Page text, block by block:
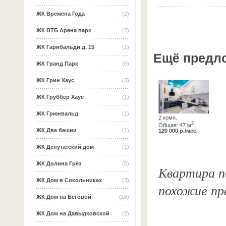
(2)
ЖК Времена Года
(2)
ЖК ВТБ Арена парк
(1)
ЖК Гарибальди д. 15
(6)
ЖК Гранд Парк
(3)
ЖК Грин Хаус
(1)
ЖК Груббер Хаус
(1)
ЖК Грюнвальд
(1)
ЖК Две башни
(1)
ЖК Депутатский дом
(5)
ЖК Долина Грёз
(3)
ЖК Дом в Сокольниках
(16)
ЖК Дом на Беговой
(2)
ЖК Дом на Давыдковской
Ещё
2 комн.
Общая: 47 м2
120 000 р./мес.
Квартира
похожие